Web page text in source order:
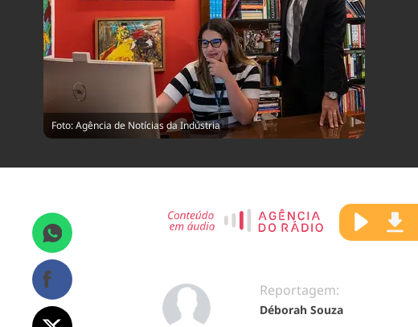
Foto: Agência de Notícias da Indústria
Reportagem:
Déborah Souza